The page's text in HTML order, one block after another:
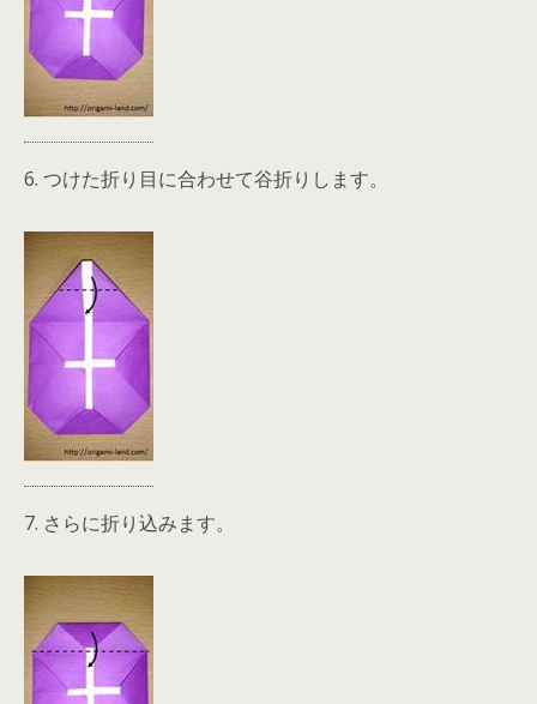
6. つけた折り目に合わせて谷折りします。
7. さらに折り込みます。